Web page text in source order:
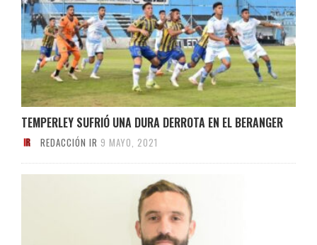
TEMPERLEY SUFRIÓ UNA DURA DERROTA EN EL BERANGER
REDACCIÓN IR 9 MAYO, 2021